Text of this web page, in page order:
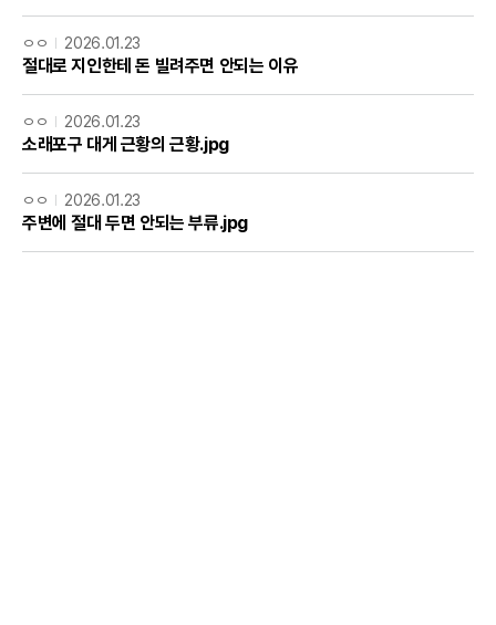
ㅇㅇ 2026.01.23
절대로 지인한테 돈 빌려주면 안되는 이유
ㅇㅇ 2026.01.23
소래포구 대게 근황의 근황.jpg
ㅇㅇ 2026.01.23
주변에 절대 두면 안되는 부류.jpg